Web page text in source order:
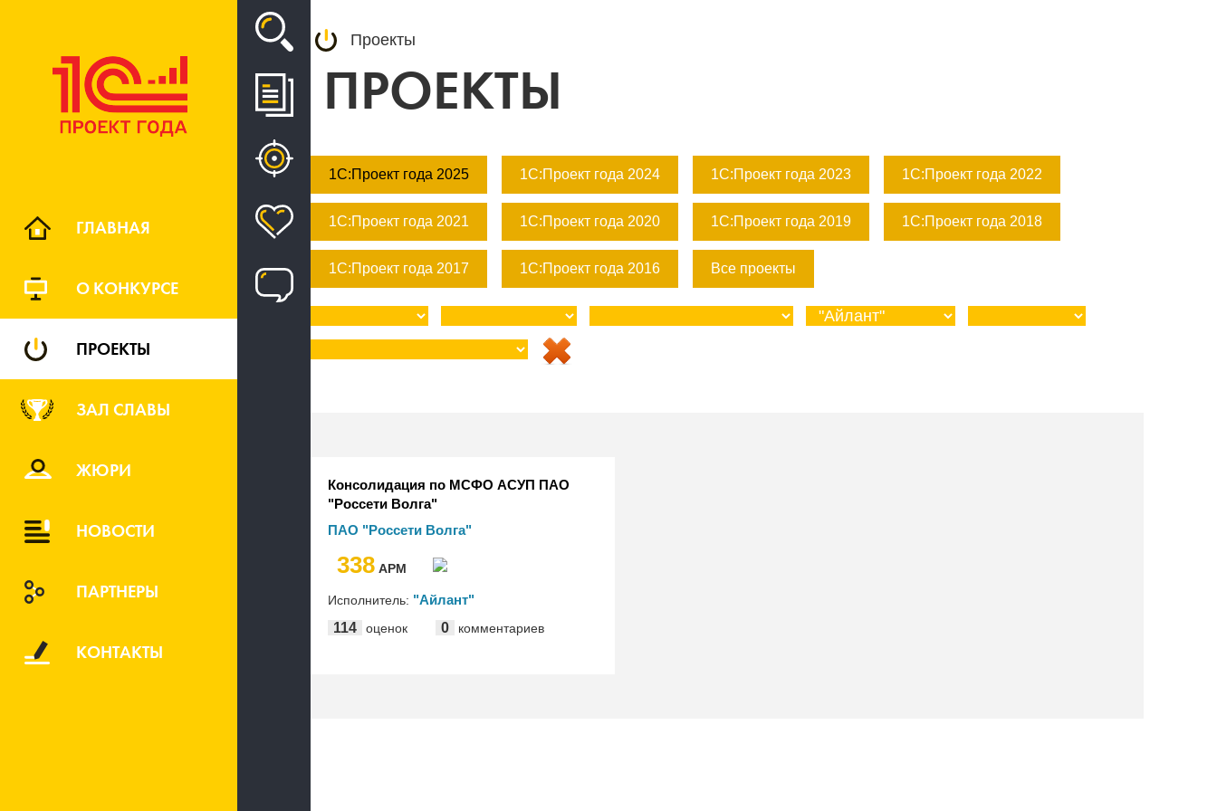
ГЛАВНАЯ
О КОНКУРСЕ
ПРОЕКТЫ
ЗАЛ СЛАВЫ
ЖЮРИ
НОВОСТИ
ПАРТНЕРЫ
КОНТАКТЫ
Проекты
ПРОЕКТЫ
1С:Проект года 2025 1С:Проект года 2024 1С:Проект года 2023 1С:Проект года 2022
1С:Проект года 2021 1С:Проект года 2020 1С:Проект года 2019 1С:Проект года 2018
1С:Проект года 2017 1С:Проект года 2016 Все проекты
Консолидация по МСФО АСУП ПАО
"Россети Волга"
ПАО "Россети Волга"
338 АРМ
Исполнитель: "Айлант"
114
оценок 0 комментариев